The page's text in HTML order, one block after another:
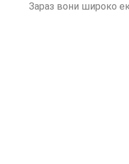
Зараз вони широко